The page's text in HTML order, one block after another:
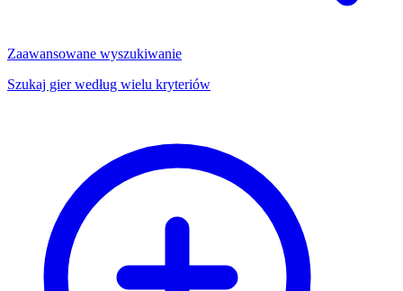
Zaawansowane wyszukiwanie
Szukaj gier według wielu kryteriów